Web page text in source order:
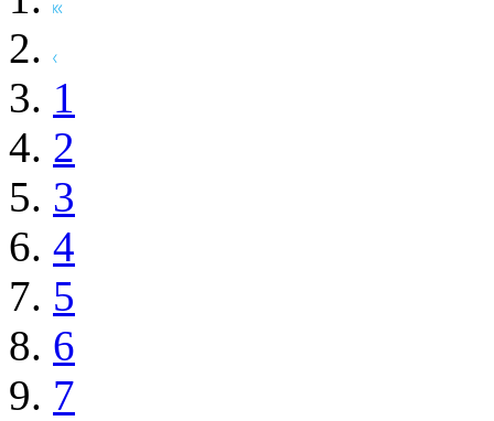
1
2
3
4
5
6
7